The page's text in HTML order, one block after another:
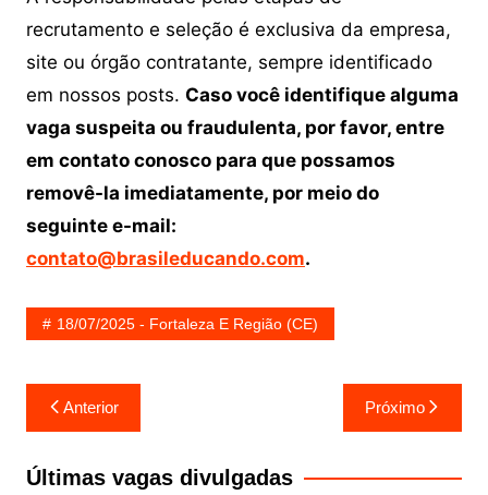
recrutamento e seleção é exclusiva da empresa,
site ou órgão contratante, sempre identificado
em nossos posts. Caso você identifique alguma
vaga suspeita ou fraudulenta, por favor, entre
em contato conosco para que possamos
removê-la imediatamente, por meio do
seguinte e-mail:
contato@brasileducando.com.
18/07/2025 - Fortaleza E Região (CE)
Navegação
de
Post
Anterior Próximo
Últimas vagas divulgadas